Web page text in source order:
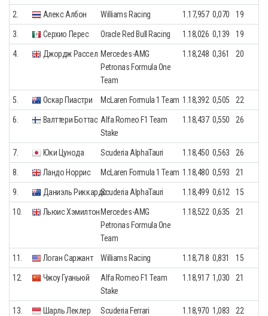
2. Алекс Албон Williams Racing 1.17,957 0,070 19
3. Серхио Перес Oracle Red Bull Racing 1.18,026 0,139 19
4. Джордж Рассел Mercedes-AMG
Petronas Formula One
Team
1.18,248 0,361 20
5. Оскар Пиастри McLaren Formula 1 Team 1.18,392 0,505 22
6. Валттери Боттас Alfa Romeo F1 Team
Stake
1.18,437 0,550 26
7. Юки Цунода Scuderia AlphaTauri 1.18,450 0,563 26
8. Ландо Норрис McLaren Formula 1 Team 1.18,480 0,593 21
9. Даниэль РиккардоScuderia AlphaTauri 1.18,499 0,612 15
10. Льюис ХэмилтонMercedes-AMG
Petronas Formula One
Team
1.18,522 0,635 21
11. Логан Саржант Williams Racing 1.18,718 0,831 15
12. Чжоу Гуаньюй
Alfa Romeo F1 Team
Stake
1.18,917 1,030 21
13. Шарль Леклер Scuderia Ferrari 1.18,970 1,083 22